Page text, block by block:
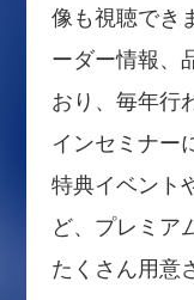
像も視聴でき
ーダー情報、
おり、毎年行
インセミナー
特典イベント
ど、プレミア
たくさん用意